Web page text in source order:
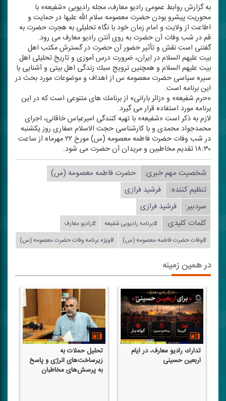
به گزارش روابط عمومی رادیو معارف، مجله رادیویی «شفیعه» با
محوریت پیشرو بودن حضرت معصومه سلام الله علیها در حمایت و
اطاعت از ولایت و امام زمان خود با نگاه تحلیلی به هجرت حضرت به
قم در شب وفات آن حضرت به روی آنتن رادیو معارف می رود.
گفتنی است نقش و تأثیر حضور آن حضرت در گسترش مكتب اهل
بیت علیهم السلام در ایران، ضرورت درس آموزی و تاریخ تحلیلی اهل
بیت علیهم السلام و همچنین ترویج سبك زندگی اهل بیتی و آشنایی با
سیره سیاسی حضرت معصومه س از اهداف و موضوعات مورد بحث در
این برنامه است.
«حرم شفیعه» و «زائر بارانی» از برنامك های متنوعی است كه در این
برنامه مورد استفاده قرار می گیرد.
لازم به ذكر است «شفیعه» با تهیه كنندگی امیرعباس خاقانی، اجرای
محمدجواد محمدی و با كارشناسی حجت الاسلام صفاری روز یكشنبه
در شب وفات حضرت فاطمه معصومه (س) مورخ ۲۲ مهرماه از ساعت
۱۸:۳۰ تقدیم مخاطبین و مریدان آن حضرت می شود.
شخصیت مهم خبری:
حضرت فاطمه معصومه (س)
تنظیم كننده:
فرشید فرازی
سردبیر:
فرشید فرازی
کلمات کلیدی:
#برنامه رادیویی شفیعه
#رادیو معارف
#وفات حضرت فاطمه معصومه (س)
#ویژه برنامه وفات حضرت معصومه (س)
در همین زمینه
تدارك رادیو معارف، در ایام
اربعین حسینی
تحلیل حملات به
زیرساخت‌های انرژی و پاسخ
به پرسش‌های مخاطبان